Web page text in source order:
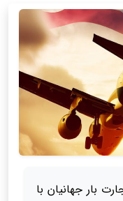
بار جهانیان با